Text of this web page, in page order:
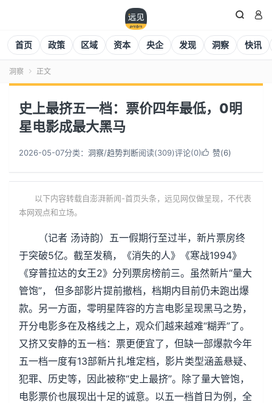
 
首页 政策 区域 资本 央企 发现 洞察 快讯
洞察  正文
史上最挤五一档：票价四年最低，0明
星电影成最大黑马
2026-05-07分类： 洞察/趋势判断阅读(310)评论(0) 赞(6)
以下内容转载自澎湃新闻-首页头条，远见网仅做呈现，不代表
本网观点和立场。
（记者 汤诗韵）五一假期行至过半，新片票房终
于突破5亿。截至发稿，《消失的人》《寒战1994》
《穿普拉达的女王2》分列票房榜前三。虽然新片“量大
管饱”， 但多部影片提前撤档，档期内目前仍未跑出爆
款。另一方面，零明星阵容的方言电影呈现黑马之势，
开分电影多在及格线之上，观众们越来越难“糊弄”了。
又挤又安静的五一档：票更便宜了，但缺一部爆款今年
五一档一度有13部新片扎堆定档，影片类型涵盖悬疑、
犯罪、历史等，因此被称“史上最挤”。除了量大管饱，
电影票价也展现出十足的诚意。以五一档首日为例，全